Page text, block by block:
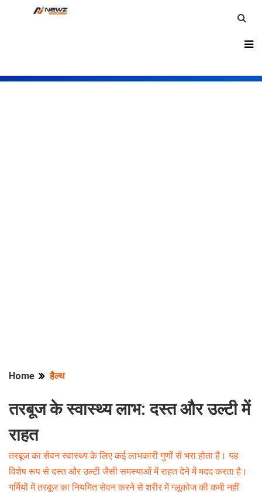
Home हैल्थ
तरबूज के स्वास्थ्य लाभ: दस्त और उल्टी में
राहत
तरबूज का सेवन स्वास्थ्य के लिए कई लाभकारी गुणों से भरा होता है। यह
विशेष रूप से दस्त और उल्टी जैसी समस्याओं में राहत देने में मदद करता है।
गर्मियों में तरबूज का नियमित सेवन करने से शरीर में ग्लूकोज की कमी नहीं